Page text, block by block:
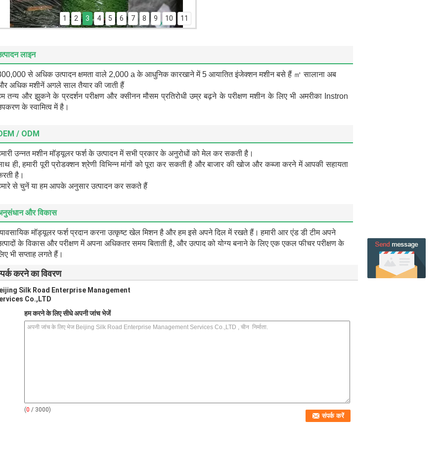
1 2 3 4 5 6 7 8 9 10
11
लाइन
से अधिक उत्पादन क्षमता वाले 2,000 a के आधुनिक कारखाने में 5 आयातित इंजेक्शन मशीन बसे हैं ㎡ सालाना अब
अधिक मशीनें अगले साल तैयार की जाती हैं
तन्य और झुकने के प्रदर्शन परीक्षण और क्सीनन मौसम प्रतिरोधी उम्र बढ़ने के परीक्षण मशीन के लिए भी अमरीका Instron
के स्वामित्व में है।
/ ODM
उन्नत मशीन मॉड्यूलर फर्श के उत्पादन में सभी प्रकार के अनुरोधों को मेल कर सकती है।
ही, हमारी पूरी प्रोडक्शन श्रेणी विभिन्न मांगों को पूरा कर सकती है और बाजार की खोज और कब्जा करने में आपकी सहायता
है।
से चुनें या हम आपके अनुसार उत्पादन कर सकते हैं
और विकास
मॉड्यूलर फर्श प्रदान करना उत्कृष्ट खेल मिशन है और हम इसे अपने दिल में रखते हैं। हमारी आर एंड डी टीम अपने
के विकास और परीक्षण में अपना अधिकतर समय बिताती है, और उत्पाद को योग्य बनाने के लिए एक एकल फीचर परीक्षण के
भी सप्ताह लगते हैं।
करने का विवरण
Silk Road Enterprise Management
Co.,LTD
हम करने के लिए सीधे अपनी जांच भेजें
(0 / 3000)